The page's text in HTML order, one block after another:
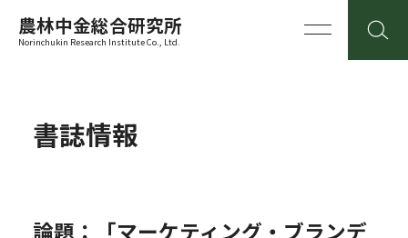
農林中金総合研究所
Norinchukin Research Institute Co., Ltd.
書誌情報
論題：「マーケティング・ブランデ